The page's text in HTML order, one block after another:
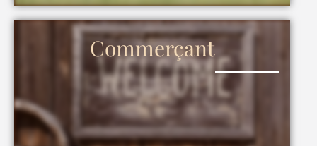
Commerçant